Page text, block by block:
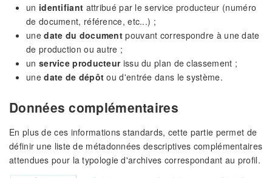
un identifiant attribué par le service producteur (numéro
de document, référence, etc...) ;
unedate du document pouvant correspondre à une date
de production ou autre ;
un service producteurissu du plan de classement ;
unedate de dépôt ou d'entrée dans le système.
Données complémentaires
En plus de ces informations standards, cette partie permet de
définir une liste de métadonnées descriptives complémentaires
attendues pour la typologie d'archives correspondant au profil.